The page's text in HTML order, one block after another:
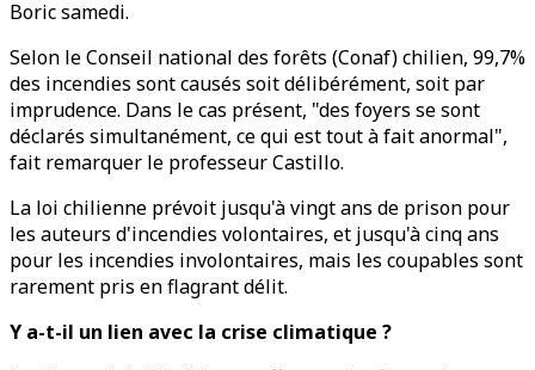
Boric samedi.
Selon le Conseil national des forêts (Conaf) chilien, 99,7%
des incendies sont causés soit délibérément, soit par
imprudence. Dans le cas présent, "des foyers se sont
déclarés simultanément, ce qui est tout à fait anormal",
fait remarquer le professeur Castillo.
La loi chilienne prévoit jusqu'à vingt ans de prison pour
les auteurs d'incendies volontaires, et jusqu'à cinq ans
pour les incendies involontaires, mais les coupables sont
rarement pris en flagrant délit.
Y a-t-il un lien avec la crise climatique ?